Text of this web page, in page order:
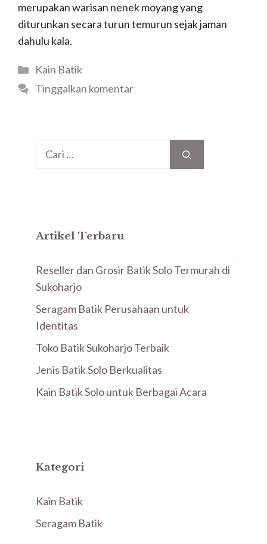
merupakan warisan nenek moyang yang
diturunkan secara turun temurun sejak jaman
dahulu kala.
Kategori
Kain Batik
Tinggalkan komentar
Cari
Artikel Terbaru
Reseller dan Grosir Batik Solo Termurah di
Sukoharjo
Seragam Batik Perusahaan untuk
Identitas
Toko Batik Sukoharjo Terbaik
Jenis Batik Solo Berkualitas
Kain Batik Solo untuk Berbagai Acara
Kategori
Kain Batik
Seragam Batik